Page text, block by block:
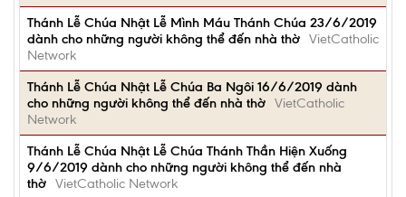
Thánh Lễ Chúa Nhật Lễ Mình Máu Thánh Chúa 23/6/2019
dành cho những người không thể đến nhà thờ VietCatholic
Network
Thánh Lễ Chúa Nhật Lễ Chúa Ba Ngôi 16/6/2019 dành
cho những người không thể đến nhà thờ VietCatholic
Network
Thánh Lễ Chúa Nhật Lễ Chúa Thánh Thần Hiện Xuống
9/6/2019 dành cho những người không thể đến nhà
thờ VietCatholic Network